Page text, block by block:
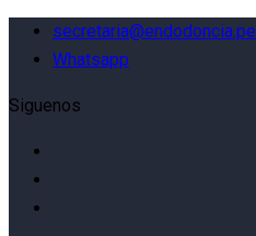
secretaria@endodoncia.pe
Whatsapp
Siguenos